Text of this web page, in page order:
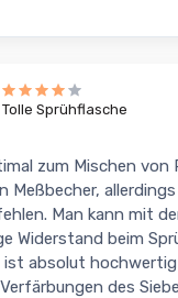
Tolle Sprühflasche
zum Mischen von
Meßbecher,
Man kann mit
Widerstand beim
ist absolut
des